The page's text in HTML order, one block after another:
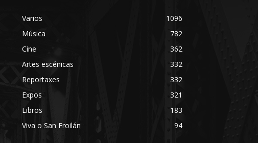
Varios
1096
Música
782
Cine
362
Artes escénicas
332
Reportaxes
332
Expos
321
Libros
183
Viva o San Froilán
94